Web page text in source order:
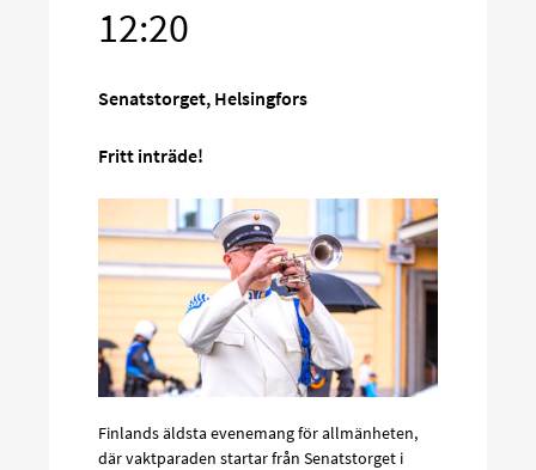
12:20
Senatstorget, Helsingfors
Fritt inträde!
Finlands äldsta evenemang för allmänheten,
där vaktparaden startar från Senatstorget i